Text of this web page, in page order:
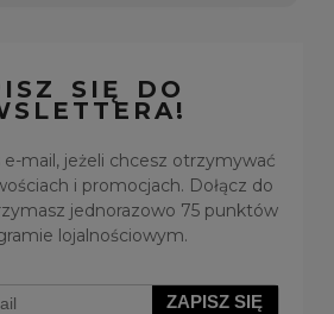
kryształkami Preciosa
SIĘ DO
e-mail, jeżeli chcesz otrzymywać
i promocjach. Dołącz do
jednorazowo 75 punktów
lojalnościowym.
ZAPISZ SIĘ